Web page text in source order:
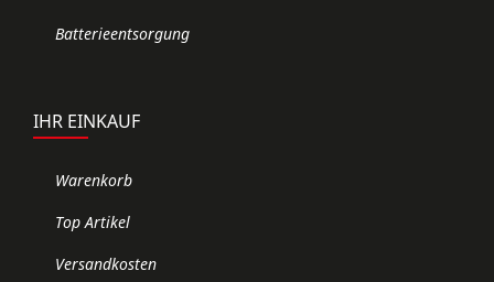
Batterieentsorgung
IHR EINKAUF
Warenkorb
Top Artikel
Versandkosten